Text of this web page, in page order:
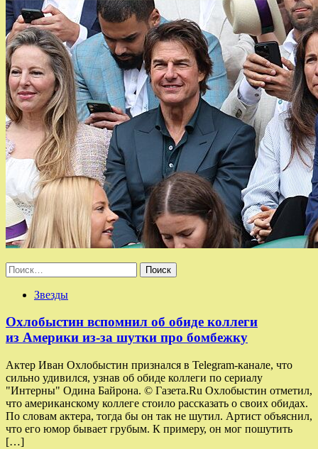
Найти:
Звезды
Охлобыстин вспомнил об обиде коллеги
из Америки из-за шутки про бомбежку
Актер Иван Охлобыстин признался в Telegram-канале, что
сильно удивился, узнав об обиде коллеги по сериалу
"Интерны" Одина Байрона. © Газета.Ru Охлобыстин отметил,
что американскому коллеге стоило рассказать о своих обидах.
По словам актера, тогда бы он так не шутил. Артист объяснил,
что его юмор бывает грубым. К примеру, он мог пошутить
[…]